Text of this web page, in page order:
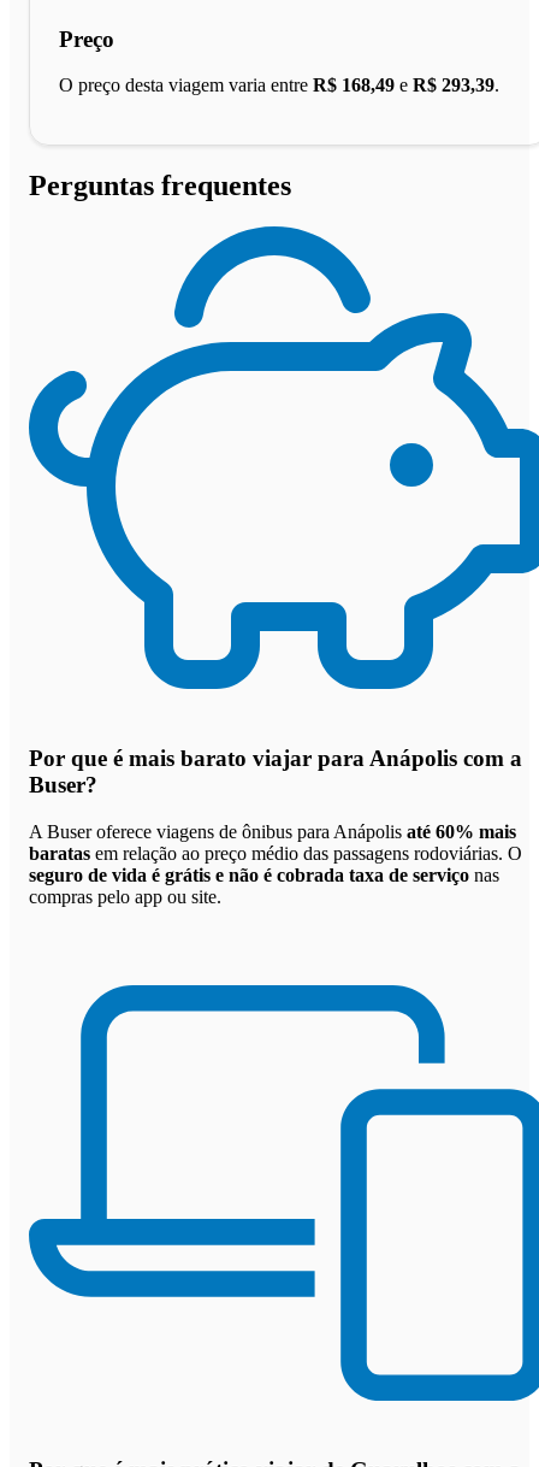
Preço
O preço desta viagem varia entre R$ 168,49 e R$ 293,39.
Perguntas frequentes
Por que é mais barato viajar para Anápolis com a
Buser?
A Buser oferece viagens de ônibus para Anápolis até 60% mais
baratas em relação ao preço médio das passagens rodoviárias. O
seguro de vida é grátis e não é cobrada taxa de serviço nas
compras pelo app ou site.